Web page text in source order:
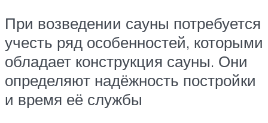
При возведении сауны потребуется
учесть ряд особенностей, которыми
обладает конструкция сауны. Они
определяют надёжность постройки
и время её службы